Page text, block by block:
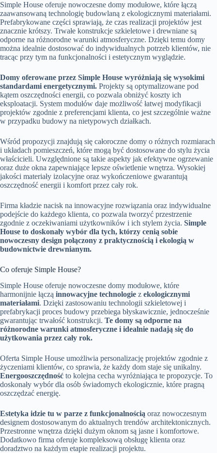
Simple House oferuje nowoczesne domy modułowe, które łączą
zaawansowaną technologię budowlaną z ekologicznymi materiałami.
Prefabrykowane części sprawiają, że czas realizacji projektów jest
znacznie krótszy. Trwałe konstrukcje szkieletowe i drewniane są
odporne na różnorodne warunki atmosferyczne. Dzięki temu domy
można idealnie dostosować do indywidualnych potrzeb klientów, nie
tracąc przy tym na funkcjonalności i estetycznym wyglądzie.
Domy oferowane przez Simple House wyróżniają się wysokimi
standardami energetycznymi. Projekty są optymalizowane pod
kątem oszczędności energii, co pozwala obniżyć koszty ich
eksploatacji. System modułów daje możliwość łatwej modyfikacji
projektów zgodnie z preferencjami klienta, co jest szczególnie ważne
w przypadku budowy na nietypowych działkach.
Wśród propozycji znajdują się całoroczne domy o różnych rozmiarach
i układach pomieszczeń, które mogą być dostosowane do stylu życia
właścicieli. Uwzględnione są takie aspekty jak efektywne ogrzewanie
oraz duże okna zapewniające lepsze oświetlenie wnętrza. Wysokiej
jakości materiały izolacyjne oraz wykończeniowe gwarantują
oszczędność energii i komfort przez cały rok.
Firma kładzie nacisk na innowacyjne rozwiązania oraz indywidualne
podejście do każdego klienta, co pozwala tworzyć przestrzenie
zgodnie z oczekiwaniami użytkowników i ich stylem życia. Simple
House to doskonały wybór dla tych, którzy cenią sobie
nowoczesny design połączony z praktycznością i ekologią w
budownictwie drewnianym.
Co oferuje Simple House?
Simple House oferuje nowoczesne domy modułowe, które
harmonijnie łączą innowacyjne technologie z ekologicznymi
materiałami. Dzięki zastosowaniu technologii szkieletowej i
prefabrykacji proces budowy przebiega błyskawicznie, jednocześnie
gwarantując trwałość konstrukcji. Te domy są odporne na
różnorodne warunki atmosferyczne i idealnie nadają się do
użytkowania przez cały rok.
Oferta Simple House umożliwia personalizację projektów zgodnie z
życzeniami klientów, co sprawia, że każdy dom staje się unikalny.
Energooszczędność to kolejna cecha wyróżniająca te propozycje. To
doskonały wybór dla osób świadomych ekologicznie, które pragną
oszczędzać energię.
Estetyka idzie tu w parze z funkcjonalnością oraz nowoczesnym
designem dostosowanym do aktualnych trendów architektonicznych.
Przestronne wnętrza dzięki dużym oknom są jasne i komfortowe.
Dodatkowo firma oferuje kompleksową obsługę klienta oraz
doradztwo na każdym etapie realizacji projektu.